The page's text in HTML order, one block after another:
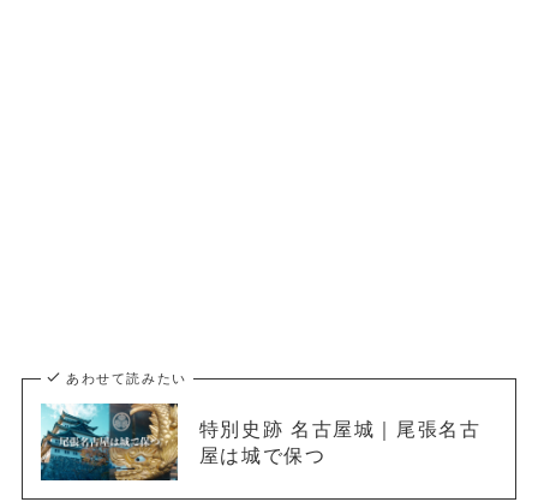
あわせて読みたい
特別史跡 名古屋城｜尾張名古
屋は城で保つ